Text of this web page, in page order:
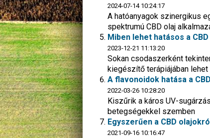
2024-07-14 10:24:17
A hatóanyagok szinergikus
spektrumú CBD olaj
Miben lehet hatásos a
2023-12-21 11:13:20
Sokan csodaszerként
kiegészítő terápiájában lehet
A flavonoidok hatása a
2022-03-26 10:28:20
Kiszűrik a káros UV-
betegségekkel szemben
Egyszerűen a CBD
2021-09-16 10:16:47